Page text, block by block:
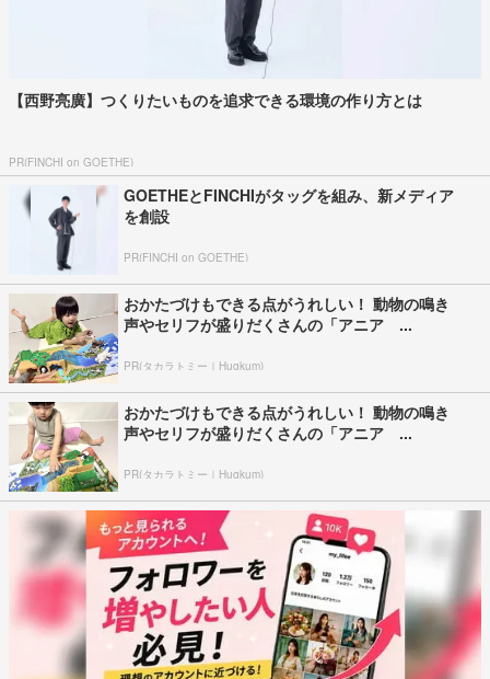
【西野亮廣】つくりたいものを追求できる環境の作り方とは
PR(FINCHI on GOETHE)
GOETHEとFINCHIがタッグを組み、新メディア
を創設
PR(FINCHI on GOETHE)
おかたづけもできる点がうれしい！ 動物の鳴き
声やセリフが盛りだくさんの「アニア ...
PR(タカラトミー｜Hugkum)
おかたづけもできる点がうれしい！ 動物の鳴き
声やセリフが盛りだくさんの「アニア ...
PR(タカラトミー｜Hugkum)